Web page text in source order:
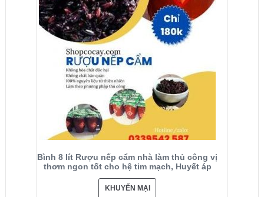
Bình 8 lít Rượu nếp cẩm nhà làm thủ công vị
thơm ngon tốt cho hệ tim mạch, Huyết áp
KHUYẾN MẠI